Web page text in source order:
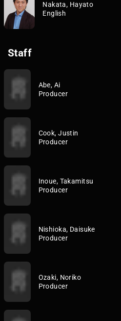
Nakata, Hayato
English
Staff
Abe, Ai
Producer
Cook, Justin
Producer
Inoue, Takamitsu
Producer
Nishioka, Daisuke
Producer
Ozaki, Noriko
Producer